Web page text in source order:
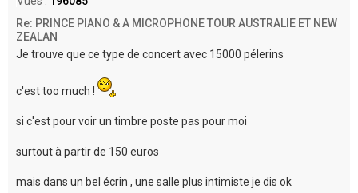
Re: PRINCE PIANO & A MICROPHONE TOUR AUSTRALIE ET NEW
ZEALAN
Je trouve que ce type de concert avec 15000 pélerins
c'est too much !
si c'est pour voir un timbre poste pas pour moi
surtout à partir de 150 euros
mais dans un bel écrin , une salle plus intimiste je dis ok